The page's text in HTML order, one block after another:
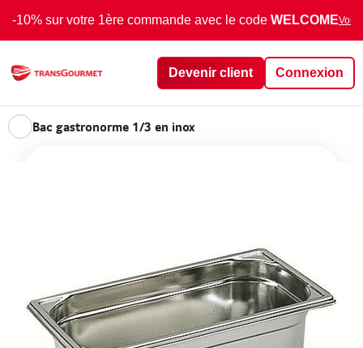
-10% sur votre 1ère commande avec le code WELCOMEVoir
Devenir client Connexion
Bac gastronorme 1/3 en inox